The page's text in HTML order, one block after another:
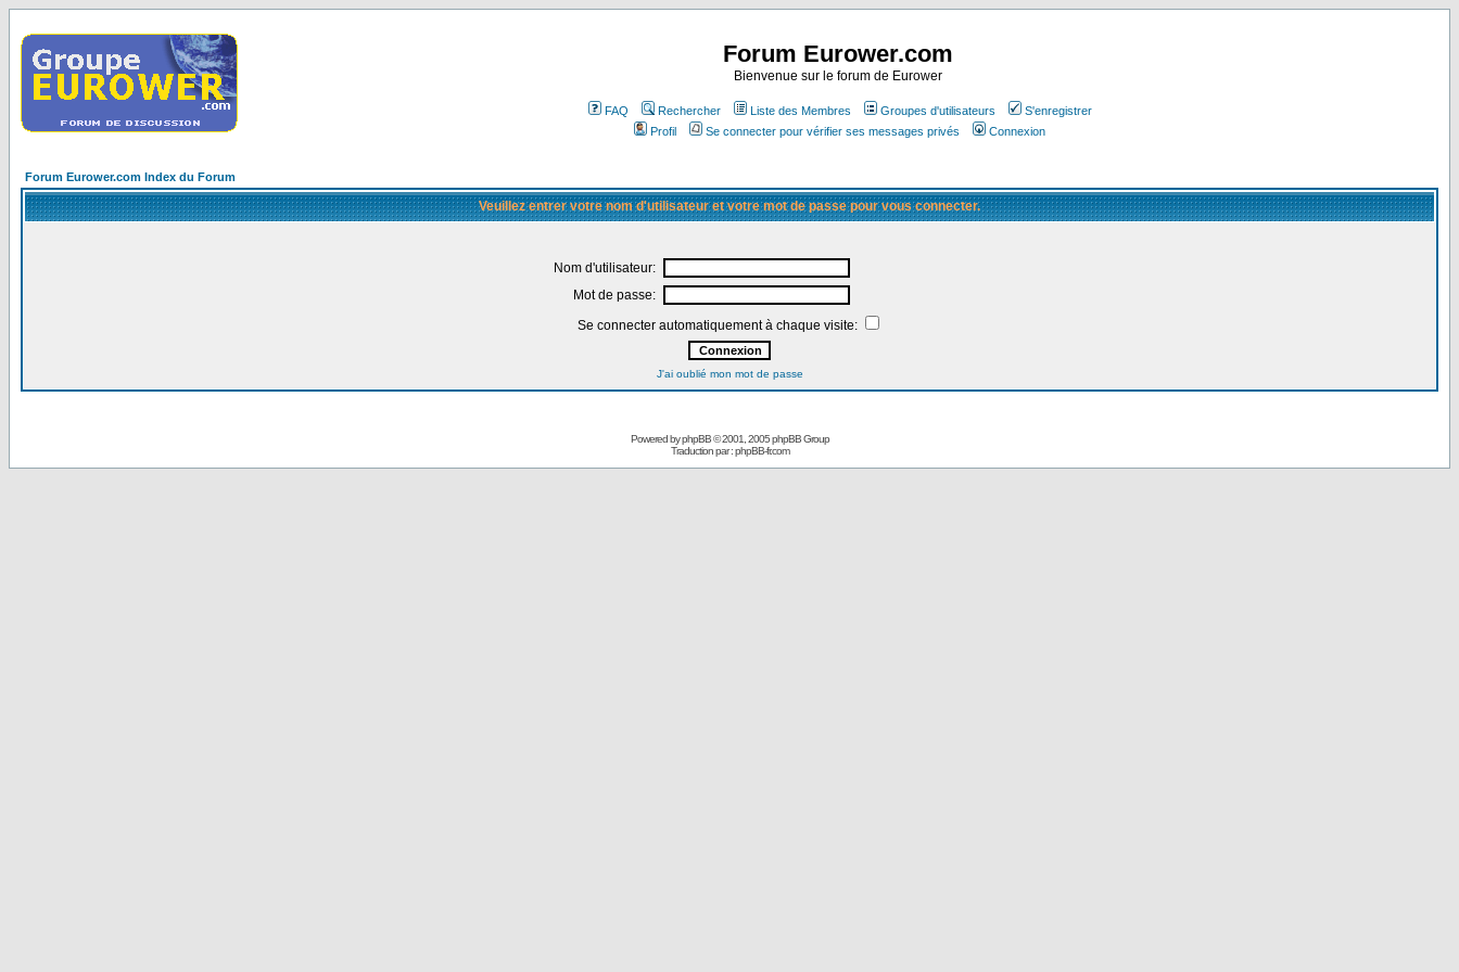
Forum Eurower.com
Bienvenue sur le forum de Eurower
FAQ Rechercher Liste des Membres Groupes d'utilisateurs
S'enregistrer
Profil
Se connecter pour vérifier ses messages privés Connexion
Forum Eurower.com Index du Forum
Veuillez entrer votre nom d'utilisateur et votre mot de passe pour vous connecter.
Nom d'utilisateur:
Mot de passe:
Se connecter automatiquement à chaque visite:
J'ai oublié mon mot de passe
Powered byphpBB© 2001, 2005 phpBB Group
Traduction par :phpBB-fr.com